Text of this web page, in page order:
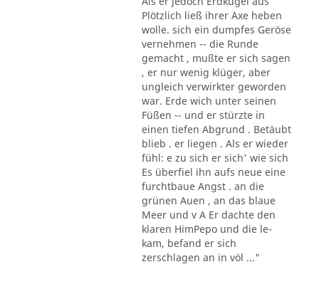
Plötzlich ließ ihrer Axe heben
wolle. sich ein dumpfes Geröse
vernehmen -- die Runde
gemacht , mußte er sich sagen
, er nur wenig klüger, aber
ungleich verwirkter geworden
war. Erde wich unter seinen
Füßen -- und er stürzte in
einen tiefen Abgrund . Betäubt
blieb . er liegen . Als er wieder
fühl: e zu sich er sich' wie sich
Es überfiel ihn aufs neue eine
furchtbaue Angst . an die
grünen Auen , an das blaue
Meer und v A Er dachte den
klaren HimPepo und die le-
kam, befand er sich
zerschlagen an in völ ..."